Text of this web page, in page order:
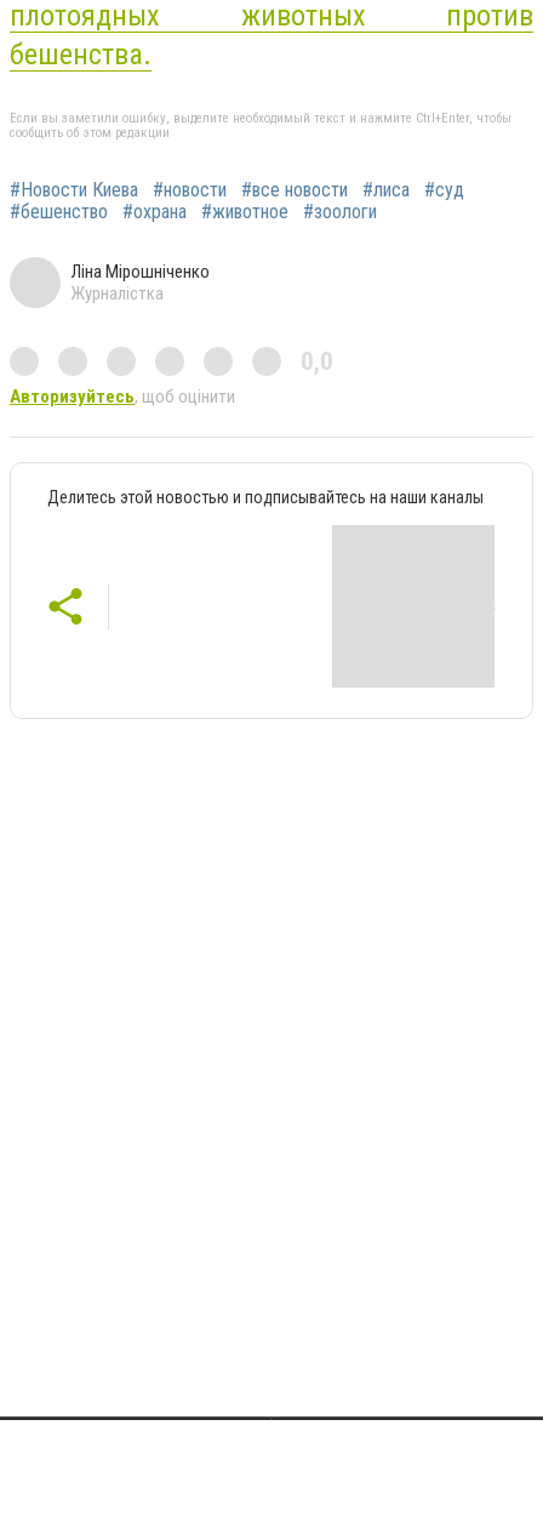
плотоядных животных против
бешенства.
Если вы заметили ошибку, выделите необходимый текст и нажмите Ctrl+Enter, чтобы
сообщить об этом редакции
#Новости Киева #новости #все новости #лиса
#суд
#бешенство
#охрана #животное #зоологи
Ліна Мірошніченко
Журналістка
0,0
Авторизуйтесь, щоб оцінити
Делитесь этой новостью и подписывайтесь на наши каналы